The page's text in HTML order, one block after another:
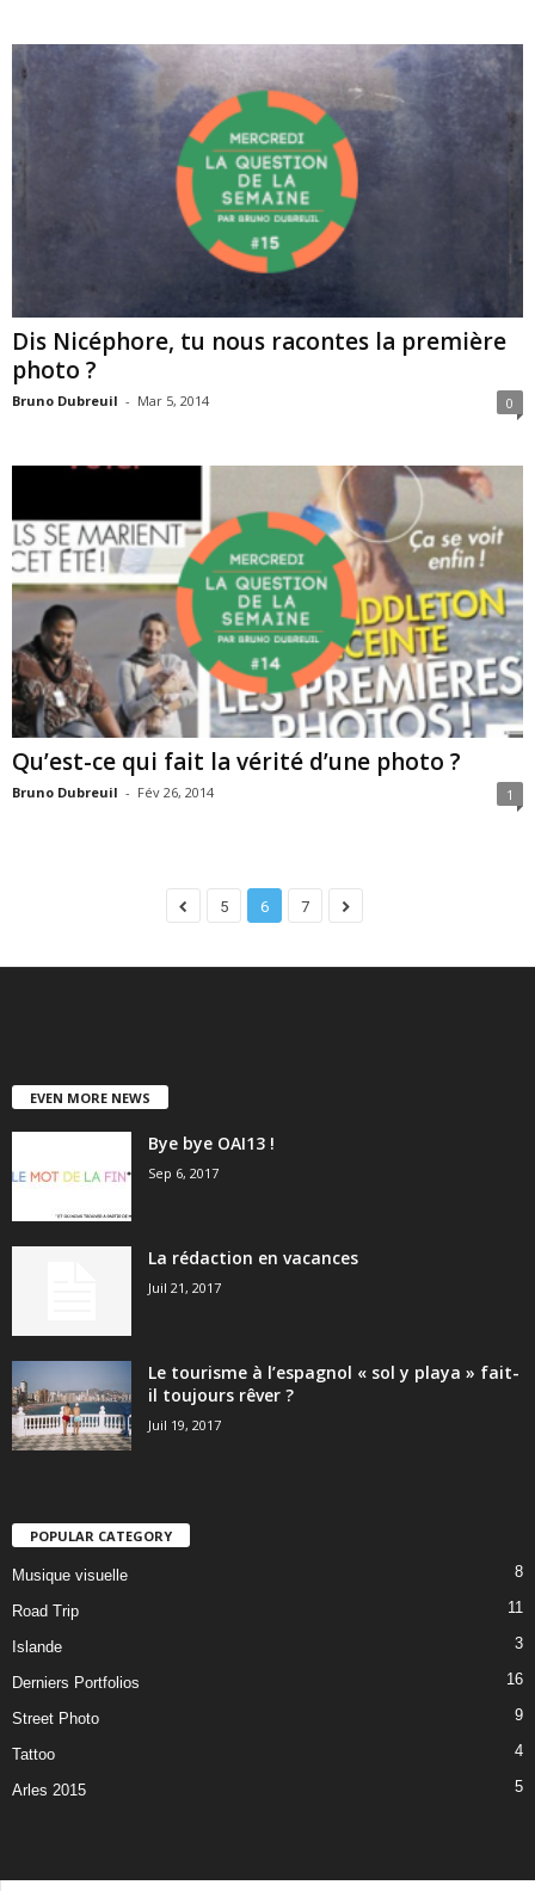
Dis Nicéphore, tu nous racontes la première
photo ?
Bruno Dubreuil - Mar 5, 2014 0
Qu’est-ce qui fait la vérité d’une photo ?
Bruno Dubreuil - Fév 26, 2014 1
5 6 7
EVEN MORE NEWS
Bye bye OAI13 !
Sep 6, 2017
La rédaction en vacances
Juil 21, 2017
Le tourisme à l’espagnol « sol y playa » fait-
il toujours rêver ?
Juil 19, 2017
POPULAR CATEGORY
Musique visuelle 8
Road Trip 11
Islande 3
Derniers Portfolios 16
Street Photo 9
Tattoo 4
Arles 2015 5